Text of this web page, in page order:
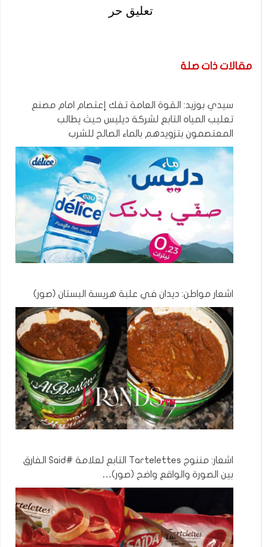
تعليق حر
مقالات ذات صلة
سيدي بوزيد: القوة العامة تفك إعتصام امام مصنع
تعليب المياه التابع لشركة ديليس حيث يطالب
المعتصمون بتزويدهم بالماء الصالح للشرب
اشعار مواطن: ديدان في علبة هريسة البستان (صور)
اشعار: مننوج Tartelettes التابع لعلامة #Said الفارق
بين الصورة والواقع واضح (صور)…